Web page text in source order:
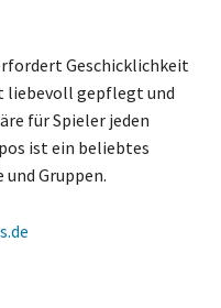
Geschicklichkeit
liebevoll gepflegt und
für Spieler jeden
ist ein beliebtes
Gruppen.